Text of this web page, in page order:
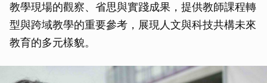
教學現場的觀察、省思與實踐成果，提供教師課程轉
型與跨域教學的重要參考，展現人文與科技共構未來
教育的多元樣貌。